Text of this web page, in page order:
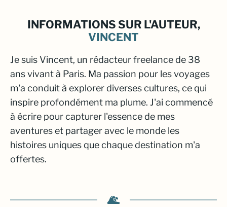
INFORMATIONS SUR L'AUTEUR,
VINCENT
Je suis Vincent, un rédacteur freelance de 38
ans vivant à Paris. Ma passion pour les voyages
m'a conduit à explorer diverses cultures, ce qui
inspire profondément ma plume. J'ai commencé
à écrire pour capturer l'essence de mes
aventures et partager avec le monde les
histoires uniques que chaque destination m'a
offertes.